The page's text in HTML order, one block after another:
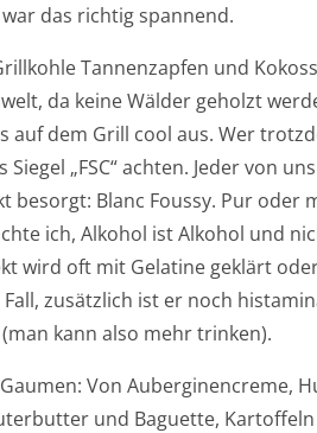
das richtig spannend.
Tannenzapfen und
da keine Wälder geholzt
auf dem Grill cool aus. Wer
„FSC“ achten. Jeder von
besorgt: Blanc Foussy. Pur oder
ich, Alkohol ist Alkohol und
wird oft mit Gelatine geklärt
zusätzlich ist er noch
kann also mehr trinken).
Von Auberginencreme,
und Baguette,